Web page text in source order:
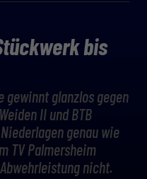
bis
gewinnt glanzlos gegen
II und BTB
genau wie
TV Palmersheim
nicht.